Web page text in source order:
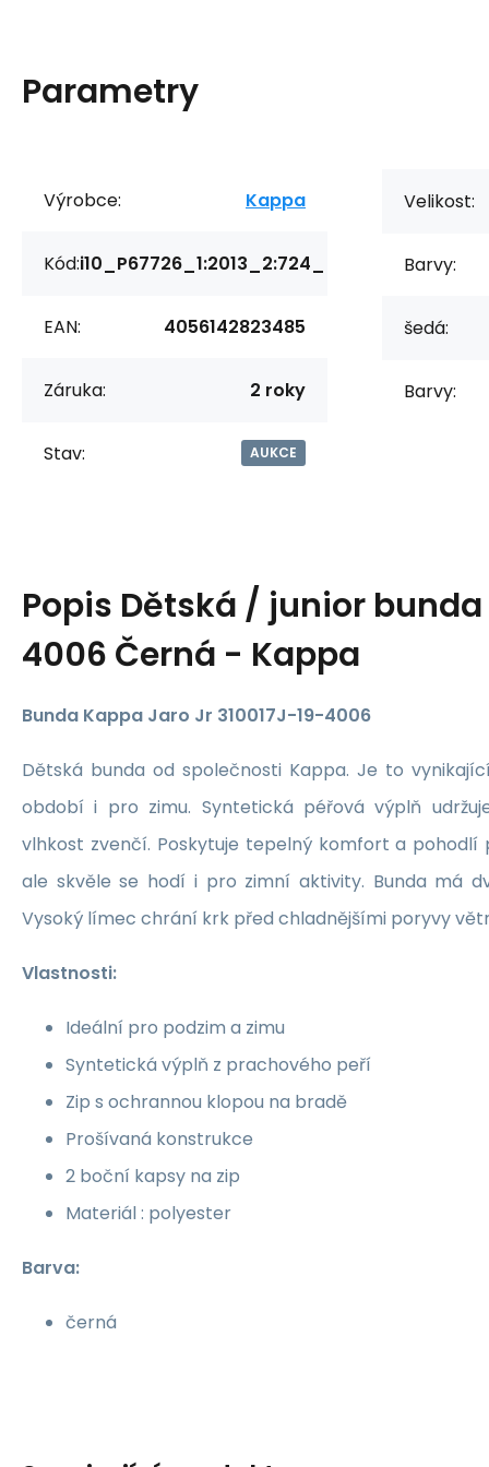
Parametry
Výrobce: Kappa
Kód:i10_P67726_1:2013_2:724_
EAN: 4056142823485
Záruka: 2 roky
Stav: AUKCE
Velikost:
Barvy:
šedá:
Barvy:
Popis Dětská / junior bunda
4006 Černá - Kappa
Bunda Kappa Jaro Jr 310017J-19-4006
Dětská bunda od společnosti Kappa. Je to
období i pro zimu. Syntetická péřová výplň
vlhkost zvenčí. Poskytuje tepelný komfort a pohodlí
ale skvěle se hodí i pro zimní aktivity. Bunda má
Vysoký límec chrání krk před chladnějšími poryvy
Vlastnosti:
Ideální pro podzim a zimu
Syntetická výplň z prachového peří
Zip s ochrannou klopou na bradě
Prošívaná konstrukce
2 boční kapsy na zip
Materiál : polyester
Barva:
černá